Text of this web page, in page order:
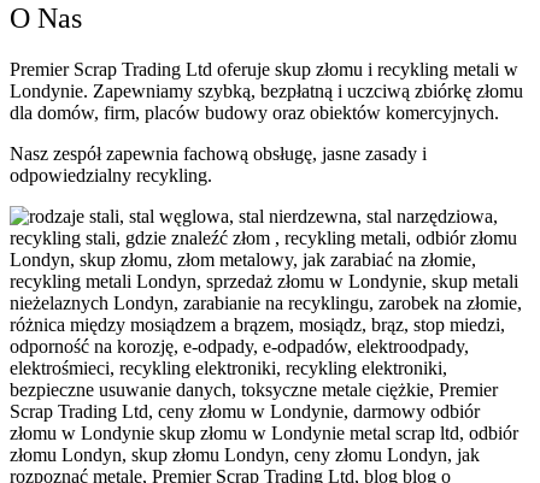
O Nas
Premier Scrap Trading Ltd oferuje skup złomu i recykling metali w
Londynie. Zapewniamy szybką, bezpłatną i uczciwą zbiórkę złomu
dla domów, firm, placów budowy oraz obiektów komercyjnych.
Nasz zespół zapewnia fachową obsługę, jasne zasady i
odpowiedzialny recykling.